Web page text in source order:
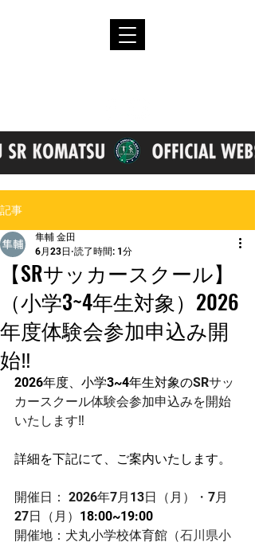
記事
【SRサッカースクール】
（小学3~4年生対象）2026
年度体験会参加申込み開
始‼
隼輔 金田
6月23日 読了時間: 1分
2026年度、 小学3~4年生対象のSRサッ
カースクール体験会参加申込みを開始
いたします‼
詳細を下記にて、ご案内いたします。
開催日： 2026年7月13日（月）・7月
27日（月） 18:00~19:00
開催地：犬丸小学校体育館（石川県小